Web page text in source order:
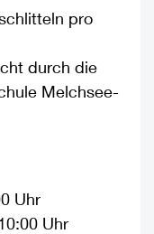
pro
durch die
Melchsee-
Uhr
Uhr